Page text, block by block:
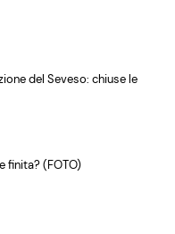
del Seveso: chiuse le
finita? (FOTO)